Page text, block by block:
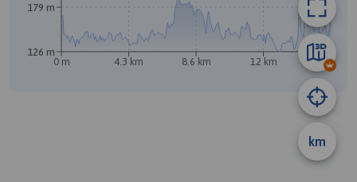
B
km
0 m 4.3 km 8.6 km 12 km 17 km
126 m
179 m